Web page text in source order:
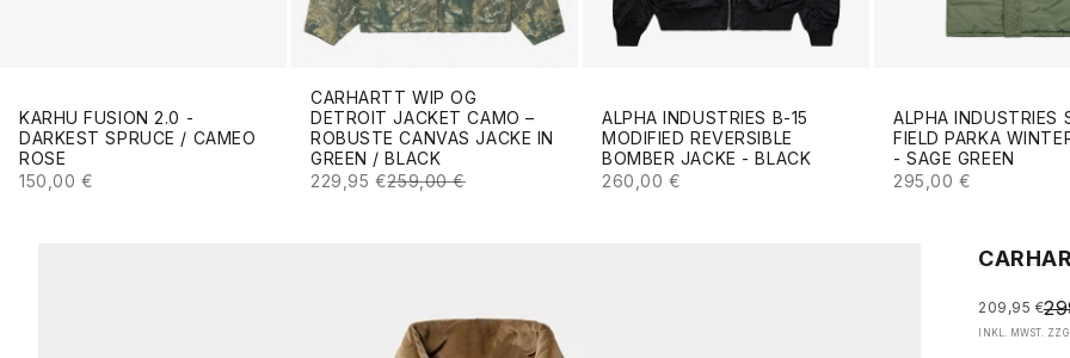
KARHU FUSION 2.0 -
DARKEST SPRUCE / CAMEO
ROSE
ANGEBOT
150,00 €
CARHARTT WIP OG
DETROIT JACKET CAMO –
ROBUSTE CANVAS JACKE IN
GREEN / BLACK
ANGEBOT
229,95 €REGULÄRER PREIS
259,00 €
ALPHA INDUSTRIES B-15
MODIFIED REVERSIBLE
BOMBER JACKE - BLACK
ANGEBOT
260,00 €
ALPHA INDUSTRIES
FIELD PARKA
- SAGE GREEN
ANGEBOT
295,00 €
ANGEBOT
209,95 €
INKL. MWST.